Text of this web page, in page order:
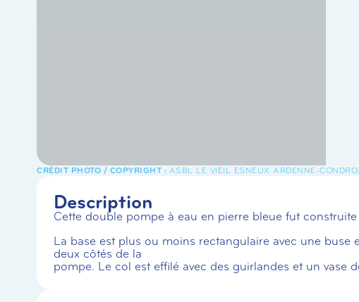
ASBL LE VIEIL ESNEUX ARDENNE-
Description
Cette double pompe à eau en pierre bleue fut
La base est plus ou moins rectangulaire avec une buse
deux côtés de la
pompe. Le col est effilé avec des guirlandes et un vase